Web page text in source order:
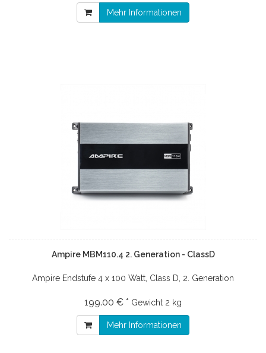
Mehr Informationen
Ampire MBM110.4 2. Generation - ClassD
Ampire Endstufe 4 x 100 Watt, Class D, 2. Generation
199.00 € * Gewicht 2 kg
Mehr Informationen